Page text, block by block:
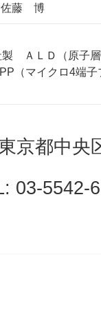
佐藤 博
ＡＬＤ（原子層
（マイクロ4端子
京都中央
03-5542-